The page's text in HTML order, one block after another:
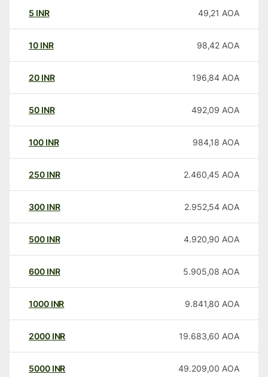
5 INR 49,21 AOA
10 INR 98,42 AOA
20 INR 196,84 AOA
50 INR 492,09 AOA
100 INR 984,18 AOA
250 INR 2.460,45 AOA
300 INR 2.952,54 AOA
500 INR 4.920,90 AOA
600 INR 5.905,08 AOA
1000 INR 9.841,80 AOA
2000 INR 19.683,60 AOA
5000 INR 49.209,00 AOA